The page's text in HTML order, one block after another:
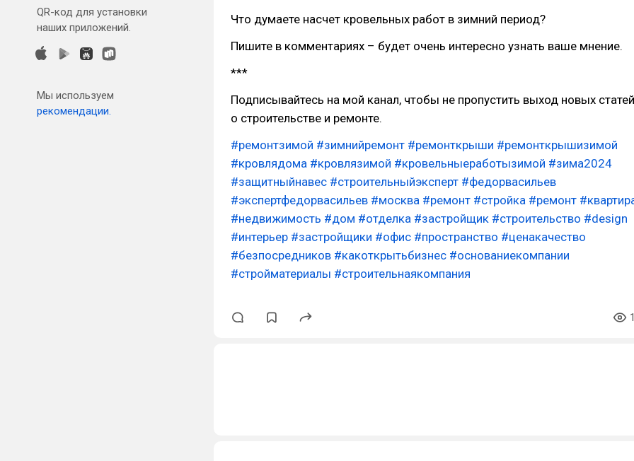
QR-код для установки
наших приложений.
Мы используем
рекомендации.
Что думаете насчет кровельных работ в зимний период?
Пишите в комментариях – будет очень интересно узнать ваше мнение.
***
Подписывайтесь на мой канал, чтобы не пропустить выход новых статей
о строительстве и ремонте.
#ремонтзимой #зимнийремонт #ремонткрыши #ремонткрышизимой
#кровлядома #кровлязимой #кровельныеработызимой #зима2024
#защитныйнавес #строительныйэксперт #федорвасильев
#экспертфедорвасильев #москва #ремонт #стройка #ремонт
#недвижимость #дом #отделка #застройщик #строительство #design
#интерьер #застройщики #офис #пространство #ценакачество
#безпосредников #какоткрытьбизнес #основаниекомпании
#стройматериалы #строительнаякомпания